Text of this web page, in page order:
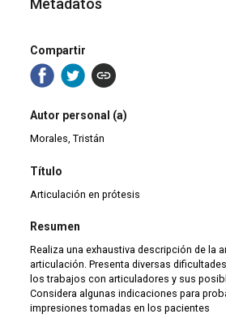
Metadatos
Compartir
Autor personal (a)
Morales, Tristán
Título
Articulación en prótesis
Resumen
Realiza una exhaustiva descripción de la
articulación. Presenta diversas
los trabajos con articuladores y sus
Considera algunas indicaciones para
impresiones tomadas en los pacientes